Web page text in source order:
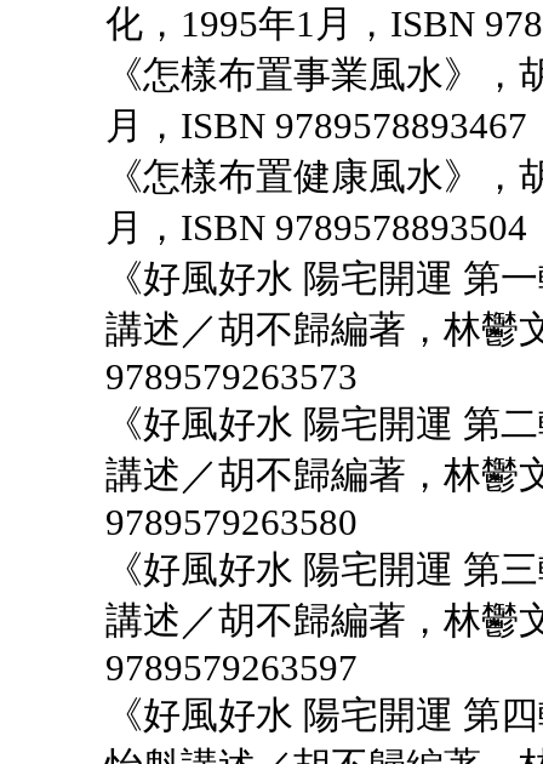
化，1995年1月，ISBN
《怎樣布置事業風水》
月，ISBN 9789578893467
《怎樣布置健康風水》
月，ISBN 9789578893504
《好風好水 陽宅開運 第
講述／胡不歸編著，林鬱
9789579263573
《好風好水 陽宅開運 第
講述／胡不歸編著，林鬱
9789579263580
《好風好水 陽宅開運 第
講述／胡不歸編著，林鬱
9789579263597
《好風好水 陽宅開運 第